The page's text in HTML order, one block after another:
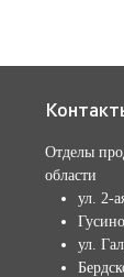
Отделы
области
ул. 2-
ул.